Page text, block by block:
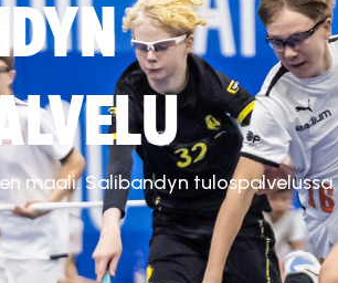
maali. Salibandyn tulospalvelussa.